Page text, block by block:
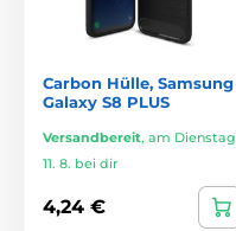
Carbon Hülle, Samsung
Galaxy S8 PLUS
Versandbereit, am Dienstag
11. 8. bei dir
4,24 €